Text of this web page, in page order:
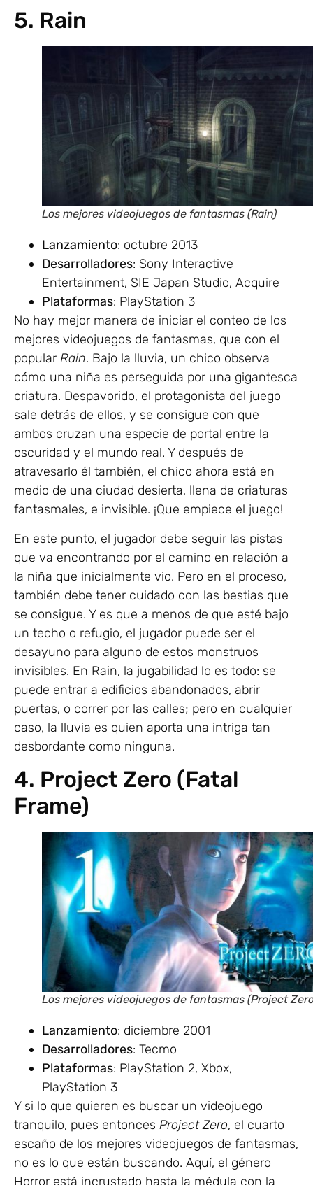
5. Rain
Los mejores videojuegos de fantasmas (Rain)
Lanzamiento: octubre 2013
Desarrolladores: Sony Interactive
Entertainment, SIE Japan Studio, Acquire
Plataformas: PlayStation 3
No hay mejor manera de iniciar el conteo de los
mejores videojuegos de fantasmas, que con el
popular Rain. Bajo la lluvia, un chico observa
cómo una niña es perseguida por una gigantesca
criatura. Despavorido, el protagonista del juego
sale detrás de ellos, y se consigue con que
ambos cruzan una especie de portal entre la
oscuridad y el mundo real. Y después de
atravesarlo él también, el chico ahora está en
medio de una ciudad desierta, llena de criaturas
fantasmales, e invisible. ¡Que empiece el juego!
En este punto, el jugador debe seguir las pistas
que va encontrando por el camino en relación a
la niña que inicialmente vio. Pero en el proceso,
también debe tener cuidado con las bestias que
se consigue. Y es que a menos de que esté bajo
un techo o refugio, el jugador puede ser el
desayuno para alguno de estos monstruos
invisibles. En Rain, la jugabilidad lo es todo: se
puede entrar a edificios abandonados, abrir
puertas, o correr por las calles; pero en cualquier
caso, la lluvia es quien aporta una intriga tan
desbordante como ninguna.
4. Project Zero (Fatal
Frame)
Los mejores videojuegos de fantasmas (Project
Lanzamiento: diciembre 2001
Desarrolladores: Tecmo
Plataformas: PlayStation 2, Xbox,
PlayStation 3
Y si lo que quieren es buscar un videojuego
tranquilo, pues entonces Project Zero, el cuarto
escaño de los mejores videojuegos de fantasmas,
no es lo que están buscando. Aquí, el género
Horror está incrustado hasta la médula con la